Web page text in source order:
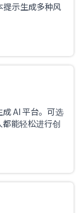
提示生成多种风
AI 平台。可选
能轻松进行创